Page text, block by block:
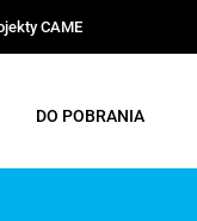
CAME
DO POBRANIA